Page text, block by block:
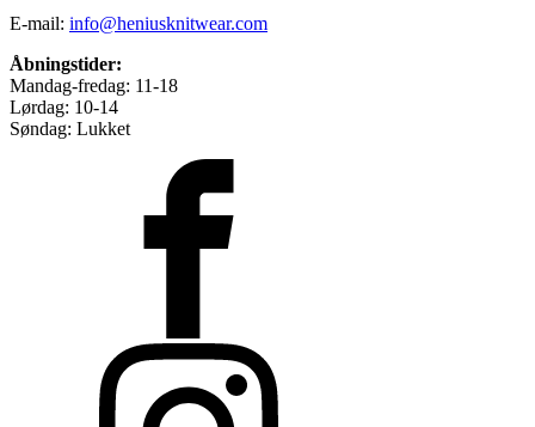
E-mail: info@heniusknitwear.com
Åbningstider:
Mandag-fredag: 11-18
Lørdag: 10-14
Søndag: Lukket